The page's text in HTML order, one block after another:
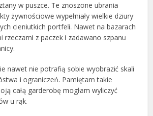
w puszce. Te znoszone ubrania
żywnościowe wypełniały wielkie dziury
cieniutkich portfeli. Nawet na bazarach
rzeczami z paczek i zadawano szpanu
nawet nie potrafią sobie wyobrazić skali
i ograniczeń. Pamiętam takie
całą garderobę mogłam wyliczyć
u rąk.